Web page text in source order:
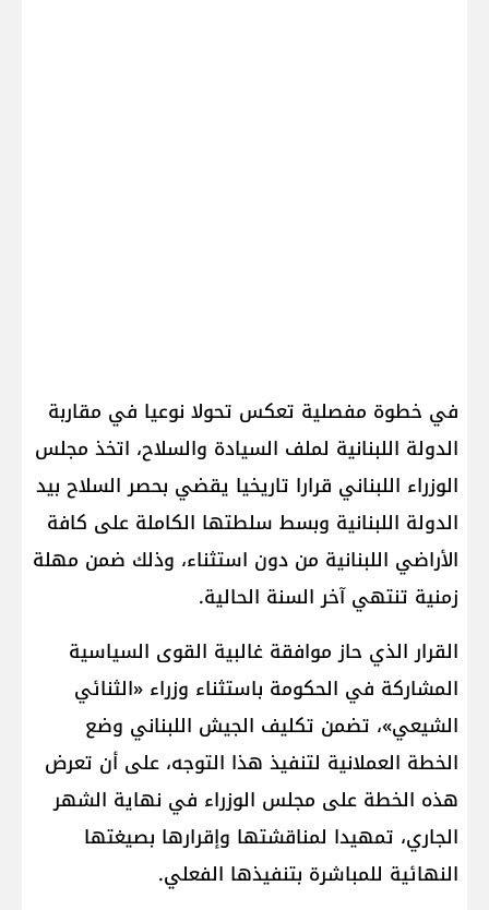
في خطوة مفصلية تعكس تحولا نوعيا في مقاربة
الدولة اللبنانية لملف السيادة والسلاح، اتخذ مجلس
الوزراء اللبناني قرارا تاريخيا يقضي بحصر السلاح بيد
الدولة اللبنانية وبسط سلطتها الكاملة على كافة
الأراضي اللبنانية من دون استثناء، وذلك ضمن مهلة
زمنية تنتهي آخر السنة الحالية.
القرار الذي حاز موافقة غالبية القوى السياسية
المشاركة في الحكومة باستثناء وزراء «الثنائي
الشيعي»، تضمن تكليف الجيش اللبناني وضع
الخطة العملانية لتنفيذ هذا التوجه، على أن تعرض
هذه الخطة على مجلس الوزراء في نهاية الشهر
الجاري، تمهيدا لمناقشتها وإقرارها بصيغتها
النهائية للمباشرة بتنفيذها الفعلي.